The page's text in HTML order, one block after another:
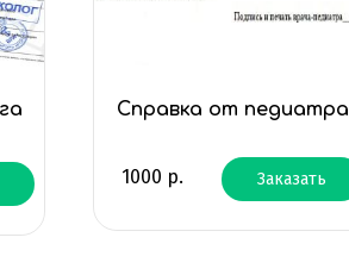
Справка от педиатра
1000 р. Заказать